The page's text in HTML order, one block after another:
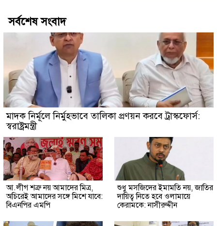
সর্বশেষ সংবাদ
মাদক নির্মূলে নির্মুহভাবে তালিকা প্রণয়ন করবে ট্রাস্কফোর্স:
স্বরাষ্ট্রমন্ত্রী
আ.লীগ শত্রু নয় আমাদের মিত্র,
অচিরেই আমাদের সঙ্গে মিশে যাবে:
বিএনপির এমপি
শুধু মসজিদের ইমামতি নয়, জাতির
দায়িত্ব নিতে হবে ওলামায়ে
কেরামকে: নাসীরুদ্দীন